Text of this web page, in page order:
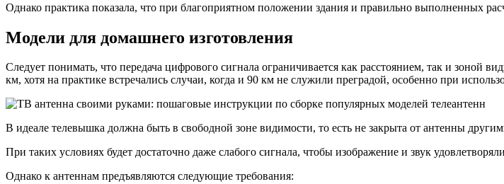
Однако практика показала, что при благоприятном положении здания и правильно выполненных
Модели для домашнего изготовления
Следует понимать, что передача цифрового сигнала ограничивается как расстоянием, так и зоной
км, хотя на практике встречались случаи, когда и 90 км не служили преградой, особенно при
В идеале телевышка должна быть в свободной зоне видимости, то есть не закрыта от антенны
При таких условиях будет достаточно даже слабого сигнала, чтобы изображение и звук
Однако к антеннам предъявляются следующие требования: